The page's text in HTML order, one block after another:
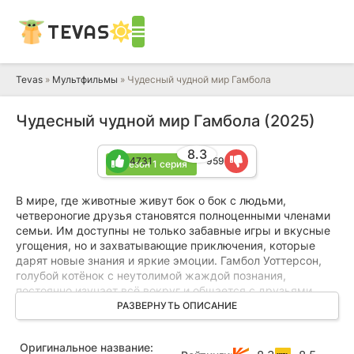
TEVAS
Tevas » Мультфильмы » Чудесный чудной мир Гамбола
Чудесный чудной мир Гамбола (2025)
2 сезон 1 серия
8.3
4731 959
В мире, где животные живут бок о бок с людьми,
четвероногие друзья становятся полноценными членами
семьи. Им доступны не только забавные игры и вкусные
угощения, но и захватывающие приключения, которые
дарят новые знания и яркие эмоции. Гамбол Уоттерсон,
голубой котёнок с неутолимой жаждой познания,
постоянно изучает всё вокруг и общается с друзьями.
Однажды он узнаёт, что фастфуд вреден, а в рационе
необходимы свежие овощи, и решает изменить свои
отказавшись от гамбургеров.
РАЗВЕРНУТЬ ОПИСАНИЕ
Оригинальное название: